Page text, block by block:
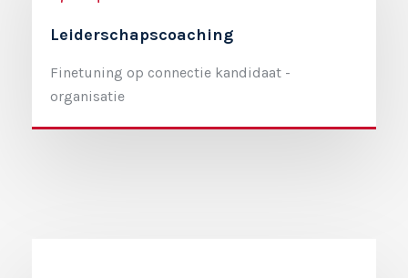
Leiderschapscoaching
Finetuning op connectie kandidaat -
organisatie